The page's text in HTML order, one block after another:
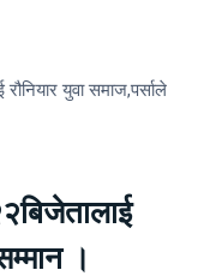
युवा समाज,पर्साले
।